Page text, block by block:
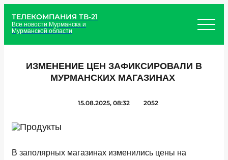
ТЕЛЕКОМПАНИЯ ТВ-21
Все новости Мурманска и
Мурманской области
ИЗМЕНЕНИЕ ЦЕН ЗАФИКСИРОВАЛИ В
МУРМАНСКИХ МАГАЗИНАХ
15.08.2025, 08:32 2052
В заполярных магазинах изменились цены на